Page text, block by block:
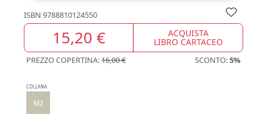
ISBN 9788810124550
15,20 € ACQUISTA
LIBRO CARTACEO
PREZZO COPERTINA:16,00 € SCONTO:5%
COLLANA
M2